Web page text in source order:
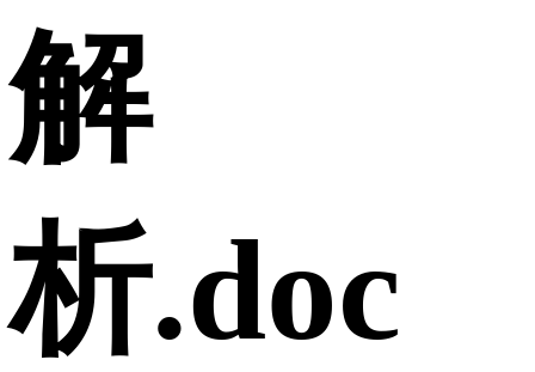
解
析.doc